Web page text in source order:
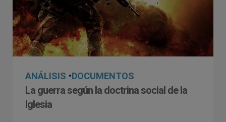
ANÁLISIS •DOCUMENTOS
La guerra según la doctrina social de la
Iglesia